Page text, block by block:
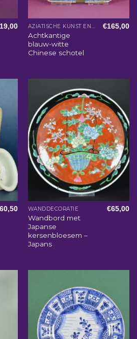
19,00 AZIATISCHE KUNST EN WOONACCESSOIRES
Achtkantige
blauw-witte
Chinese schotel
€165,00
60,50 WANDDECORATIE
Wandbord met
Japanse
kersenbloesem –
Japans
€65,00